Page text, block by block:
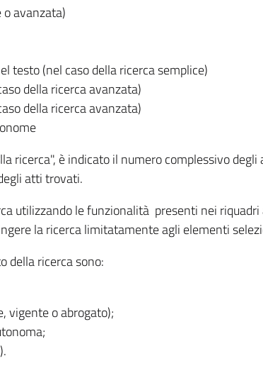
avanzata)
testo (nel caso della ricerca semplice)
della ricerca avanzata)
della ricerca avanzata)
ricerca", è indicato il numero complessivo
atti trovati.
utilizzando le funzionalità presenti nei
la ricerca limitatamente agli elementi
della ricerca sono:
vigente o abrogato);